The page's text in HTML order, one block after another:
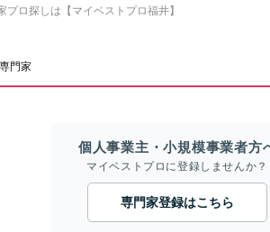
ロ探しは【マイベストプロ福井】
門家
個人事業主・小規模事業者方
マイベストプロに登録しませんか？
専門家登録はこちら